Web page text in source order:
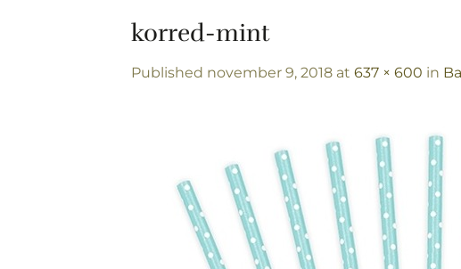
korred-mint
Published november 9, 2018 at 637 × 600 in